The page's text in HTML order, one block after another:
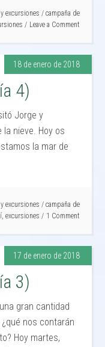
excursiones / campaña de
Leave a Comment
18 de enero de 2018
4)
Jorge y
nieve. Hoy os
la mar de
excursiones / campaña de
, excursiones 1 Comment
17 de enero de 2018
3)
gran cantidad
nos contarán
Hoy martes,